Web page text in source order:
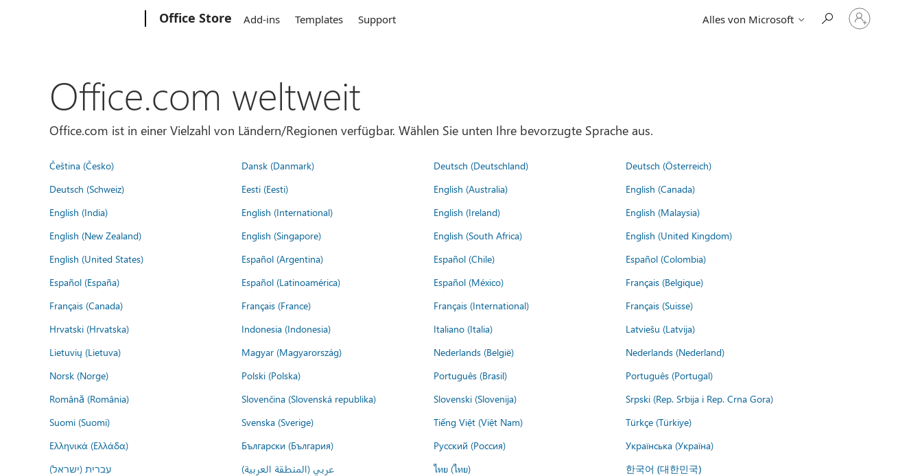
Office Store Add-ins Templates Support Alles von Microsoft
Bei
Ihrem
Konto
Office.com weltweit
Office.com ist in einer Vielzahl von Ländern/Regionen verfügbar. Wählen Sie unten Ihre bevorzugte Sprache aus.
Čeština (Česko) Dansk (Danmark) Deutsch (Deutschland)
Deutsch (Österreich)
Deutsch (Schweiz)
Eesti (Eesti) English (Australia)
English (Canada)
English (India)
English (International) English (Ireland)
English (Malaysia)
English (New Zealand)
English (Singapore) English (South Africa)
English (United Kingdom)
English (United States)
Español (Argentina) Español (Chile)
Español (Colombia)
Español (España)
Español (Latinoamérica) Español (México)
Français (Belgique)
Français (Canada)
Français (France) Français (International)
Français (Suisse)
Hrvatski (Hrvatska)
Indonesia (Indonesia) Italiano (Italia)
Latviešu (Latvija)
Lietuvių (Lietuva)
Magyar (Magyarország) Nederlands (België)
Nederlands (Nederland)
Norsk (Norge)
Polski (Polska) Português (Brasil)
Português (Portugal)
Română (România)
Slovenčina (Slovenská republika) Slovenski (Slovenija)
Srpski (Rep. Srbija i Rep. Crna Gora)
Suomi (Suomi)
Svenska (Sverige) Tiếng Việt (Việt Nam)
Türkçe (Türkiye)
Ελληνικά (Ελλάδα)
Български (България) Русский (Россия)
Українська (Україна)
עברית (ישראל)
عربي (المنطقة العربية) ไทย (ไทย) 한국어 (대한민국)